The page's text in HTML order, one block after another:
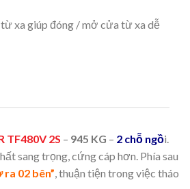
xa giúp đóng / mở cửa từ xa dễ
TF480V 2S – 945 KG – 2 chỗ ngồi.
sang trọng, cứng cáp hơn. Phía sau
ra 02 bên”, thuận tiện trong việc tháo